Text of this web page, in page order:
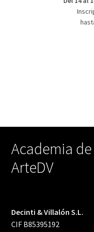
Academia
ArteDV
Decinti & Villalón S.L.
CIF B85395192